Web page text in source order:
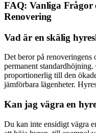
FAQ: Vanliga
Renovering
Vad är en skälig
Det beror på
permanent
proportionerlig till den
jämförbara lägenheter.
Kan jag vägra en
Du kan inte ensidigt vägra